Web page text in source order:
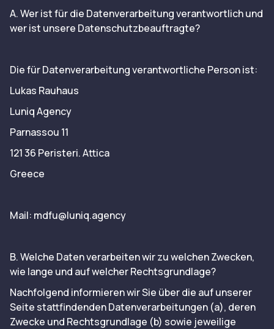
A. Wer ist für die Datenverarbeitung verantwortlich und
wer ist unsere Datenschutzbeauftragte?
Die für Datenverarbeitung verantwortliche Person ist:
Lukas Rauhaus
Luniq Agency
Parnassou 11
121 36 Peristeri. Attica
Greece
Mail: mdfu@luniq.agency
B. Welche Daten verarbeiten wir zu welchen Zwecken,
wie lange und auf welcher Rechtsgrundlage?
Nachfolgend informieren wir Sie über die auf unserer
Seite stattfindenden Datenverarbeitungen (a), deren
Zwecke und Rechtsgrundlage (b) sowie jeweilige